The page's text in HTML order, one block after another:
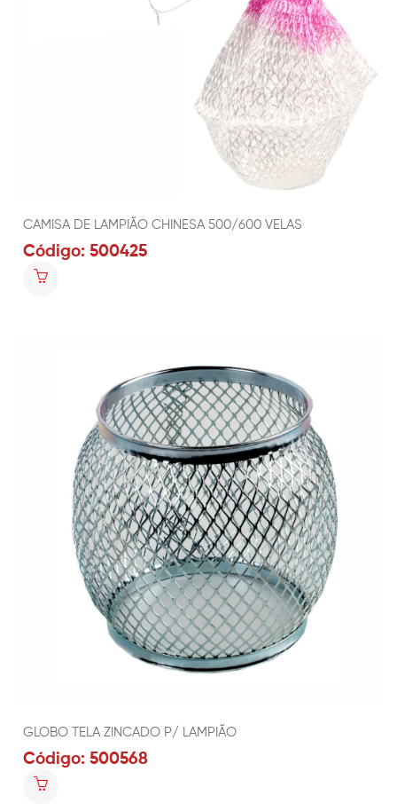
CAMISA DE LAMPIÃO CHINESA 500/600 VELAS
Código: 500425
GLOBO TELA ZINCADO P/ LAMPIÃO
Código: 500568